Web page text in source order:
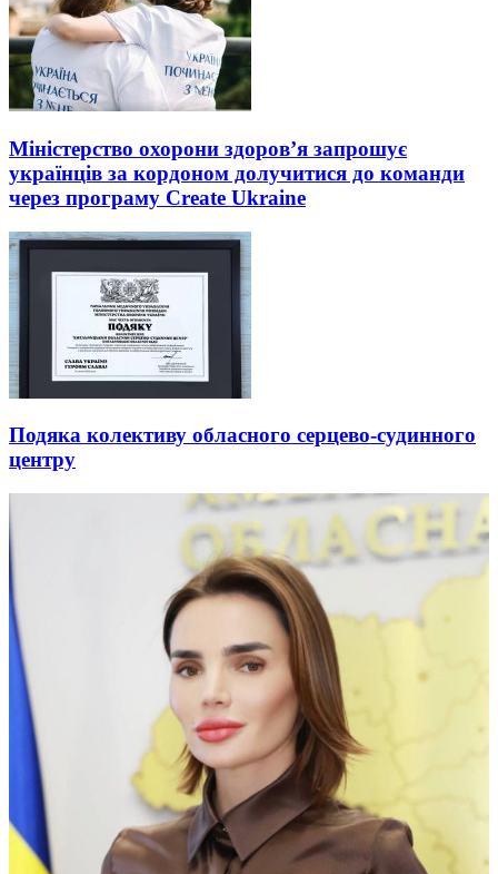
Міністерство охорони здоров’я запрошує
українців за кордоном долучитися до команди
через програму Create Ukraine
Подяка колективу обласного серцево-судинного
центру